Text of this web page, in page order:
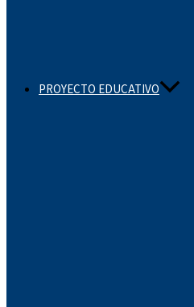
PROYECTO EDUCATIVO